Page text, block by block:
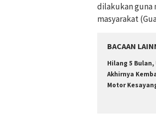
dilakukan guna
masyarakat
BACAAN
Hilang 5
Akhirnya
Motor